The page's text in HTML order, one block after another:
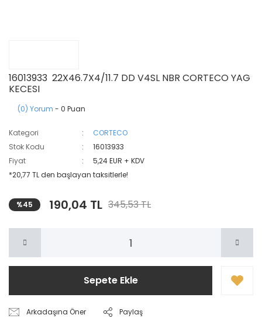
16013933 22X46.7X4/11.7 DD V4SL NBR CORTECO YAG
KECESI
(0) Yorum - 0 Puan
Kategori
CORTECO
Stok Kodu
16013933
Fiyat
5,24 EUR + KDV
*20,77 TL den başlayan taksitlerle!
%45 190,04 TL 345,53 TL
Sepete Ekle
Arkadaşına Öner Paylaş